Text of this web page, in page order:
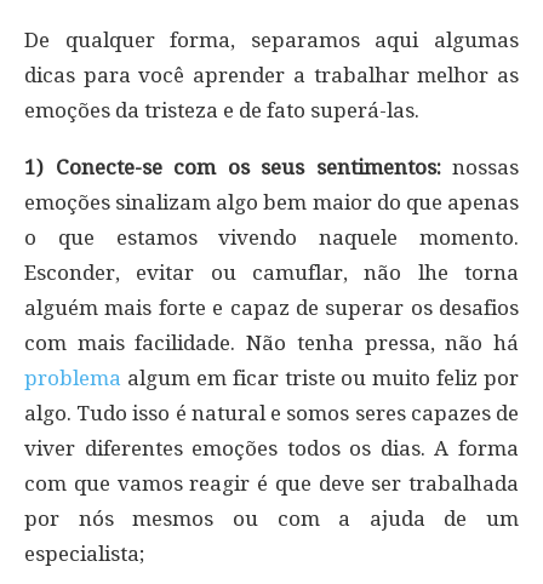
De qualquer forma, separamos aqui algumas
dicas para você aprender a trabalhar melhor as
emoções da tristeza e de fato superá-las.
1) Conecte-se com os seus sentimentos:nossas
emoções sinalizam algo bem maior do que apenas
o que estamos vivendo naquele momento.
Esconder, evitar ou camuflar, não lhe torna
alguém mais forte e capaz de superar os desafios
com mais facilidade. Não tenha pressa, não há
problema algum em ficar triste ou muito feliz por
algo. Tudo isso é natural e somos seres capazes de
viver diferentes emoções todos os dias. A forma
com que vamos reagir é que deve ser trabalhada
por nós mesmos ou com a ajuda de um
especialista;